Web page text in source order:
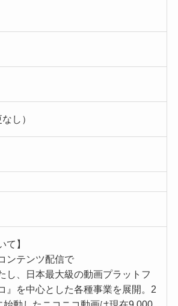
し）
て】
ンテンツ配信で
し、日本最大級の動画プラットフ
』を中心とした各種事業を展開。2